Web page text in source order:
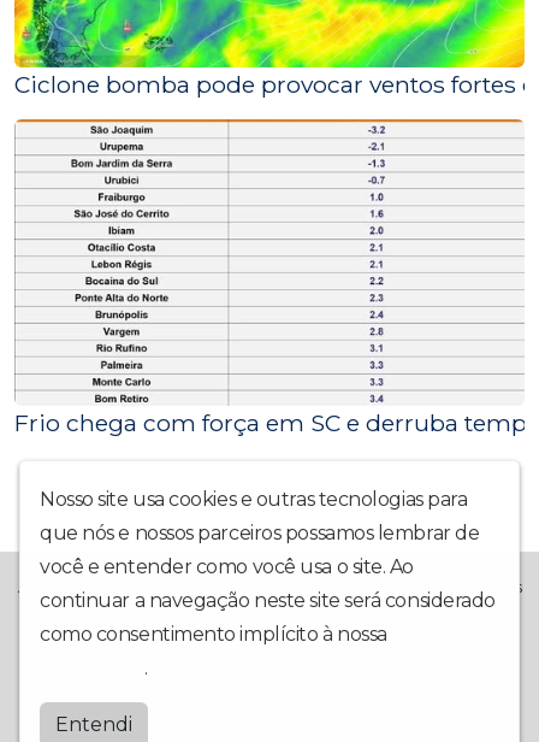
Ciclone bomba pode provocar ventos fortes
Frio chega com força em SC e derruba
Nosso site usa cookies e outras tecnologias para
que nós e nossos parceiros possamos lembrar de
você e entender como você usa o site. Ao
continuar a navegação neste site será considerado
como consentimento implícito à nossa
.
Entendi
A Rádio La Prima FM chegou trazendo muito mais alegria! Temos
o compromisso de trazer também: Notícias Locais,
Interatividade, Música Boa, Participação da Comunidade e Boa